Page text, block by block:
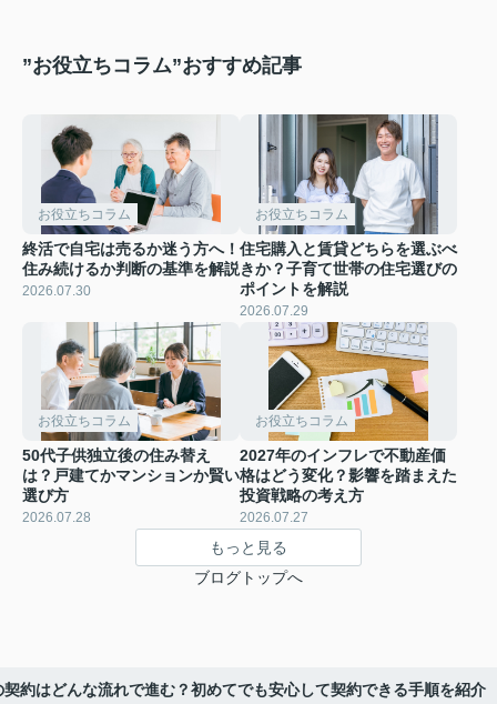
”お役立ちコラム”おすすめ記事
お役立ちコラム
終活で自宅は売るか迷う方へ！
住み続けるか判断の基準を解説
2026.07.30
お役立ちコラム
住宅購入と賃貸どちらを選ぶべ
きか？子育て世帯の住宅選びの
ポイントを解説
2026.07.29
お役立ちコラム
50代子供独立後の住み替え
は？戸建てかマンションか賢い
選び方
2026.07.28
お役立ちコラム
2027年のインフレで不動産価
格はどう変化？影響を踏まえた
投資戦略の考え方
2026.07.27
もっと見る
ブログトップへ
契約はどんな流れで進む？初めてでも安心して契約できる手順を紹介